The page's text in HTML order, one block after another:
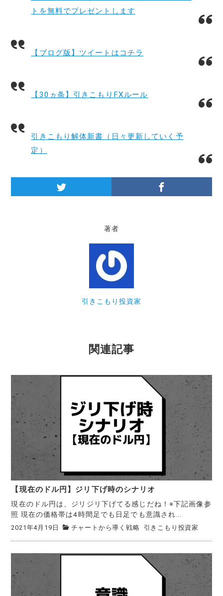
トを無料でプレゼントします
【ブログ版】ツイートはコチラ
【30ヵ条】引きこもりFXルール
引きこもり解体新書（日々更新していく予
定）
著者
引きこもり投資家
関連記事
【現在のドル円】ジリ下げ時のシナリオ
現在のドル円は、ジリジリ下げてる感じだね！※下記画像参
照 現在の価格帯は4時間足でも日足でも意識され...
2021年4月19日 チャートから導く戦略 引きこもり投資家